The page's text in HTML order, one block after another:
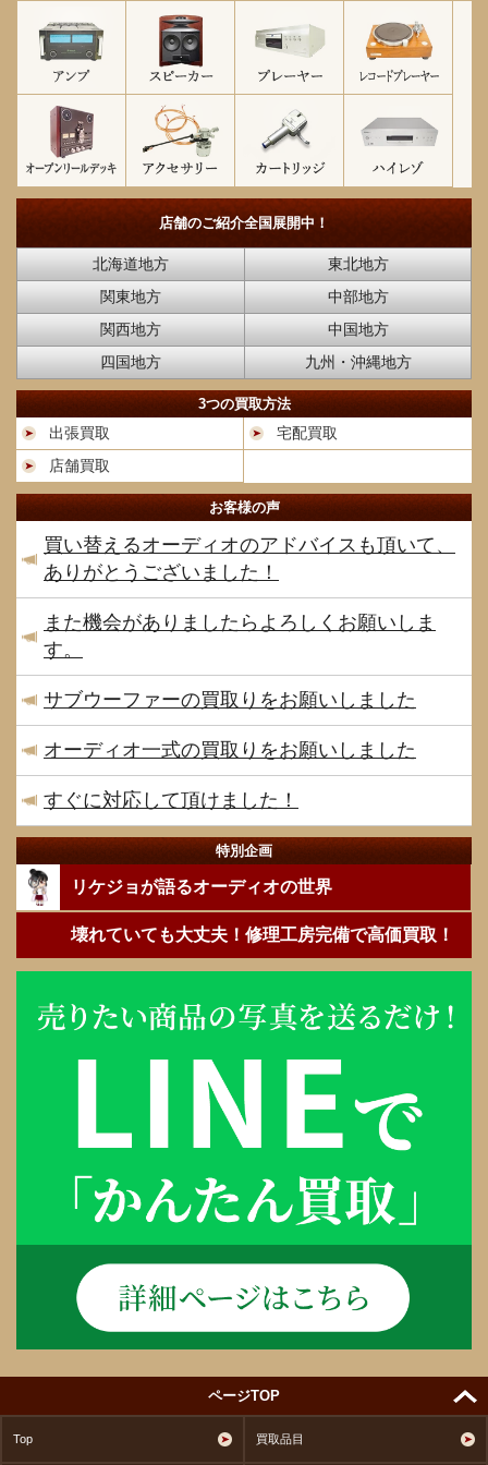
店舗のご紹介全国展開中！
北海道地方
東北地方
関東地方
中部地方
関西地方
中国地方
四国地方
九州・沖縄地方
3つの買取方法
出張買取
宅配買取
店舗買取
お客様の声
買い替えるオーディオのアドバイスも頂いて、
ありがとうございました！
また機会がありましたらよろしくお願いしま
す。
サブウーファーの買取りをお願いしました
オーディオ一式の買取りをお願いしました
すぐに対応して頂けました！
特別企画
リケジョが語るオーディオの世界
壊れていても大丈夫！修理工房完備で高価買取！
ページTOP
Top 買取品目